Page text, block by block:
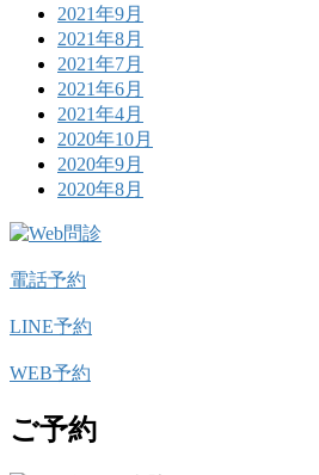
2021年9月
2021年8月
2021年7月
2021年6月
2021年4月
2020年10月
2020年9月
2020年8月
電話予約
LINE予約
WEB予約
ご予約